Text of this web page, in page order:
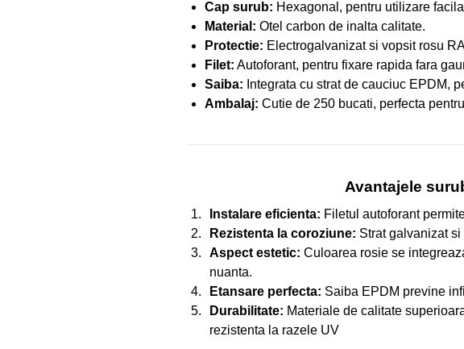
Cap surub: Hexagonal, pentru utilizare
Material: Otel carbon de inalta calitate.
Protectie: Electrogalvanizat si vopsit rosu
Filet: Autoforant, pentru fixare rapida fara
Saiba: Integrata cu strat de cauciuc EPDM,
Ambalaj: Cutie de 250 bucati, perfecta
Avantajele
Instalare eficienta: Filetul autoforant
Rezistenta la coroziune: Strat galvanizat
Aspect estetic: Culoarea rosie se
nuanta.
Etansare perfecta: Saiba EPDM previne
Durabilitate: Materiale de calitate
rezistenta la razele UV